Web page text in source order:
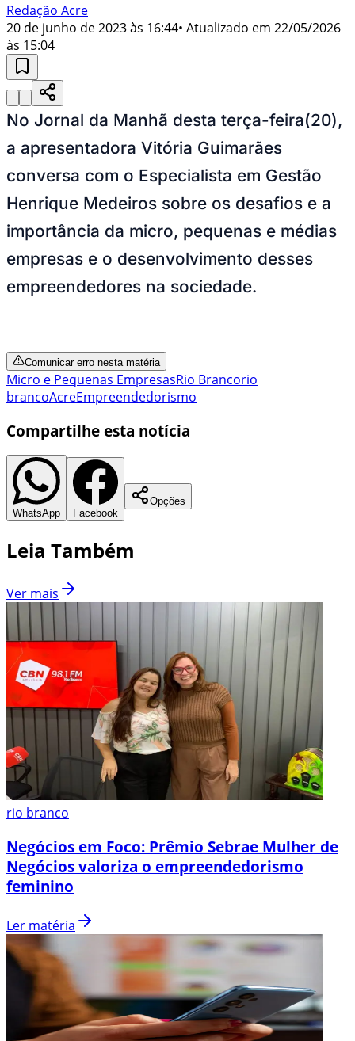
Redação Acre
20 de junho de 2023 às 16:44• Atualizado em 22/05/2026
às 15:04
No Jornal da Manhã desta terça-feira(20),
a apresentadora Vitória Guimarães
conversa com o Especialista em Gestão
Henrique Medeiros sobre os desafios e a
importância da micro, pequenas e médias
empresas e o desenvolvimento desses
empreendedores na sociedade.
Comunicar erro nesta matéria
Micro e Pequenas EmpresasRio Brancorio
brancoAcreEmpreendedorismo
Compartilhe esta notícia
WhatsApp Facebook
Opções
Leia Também
Ver mais
rio branco
Negócios em Foco: Prêmio Sebrae Mulher de
Negócios valoriza o empreendedorismo
feminino
Ler matéria